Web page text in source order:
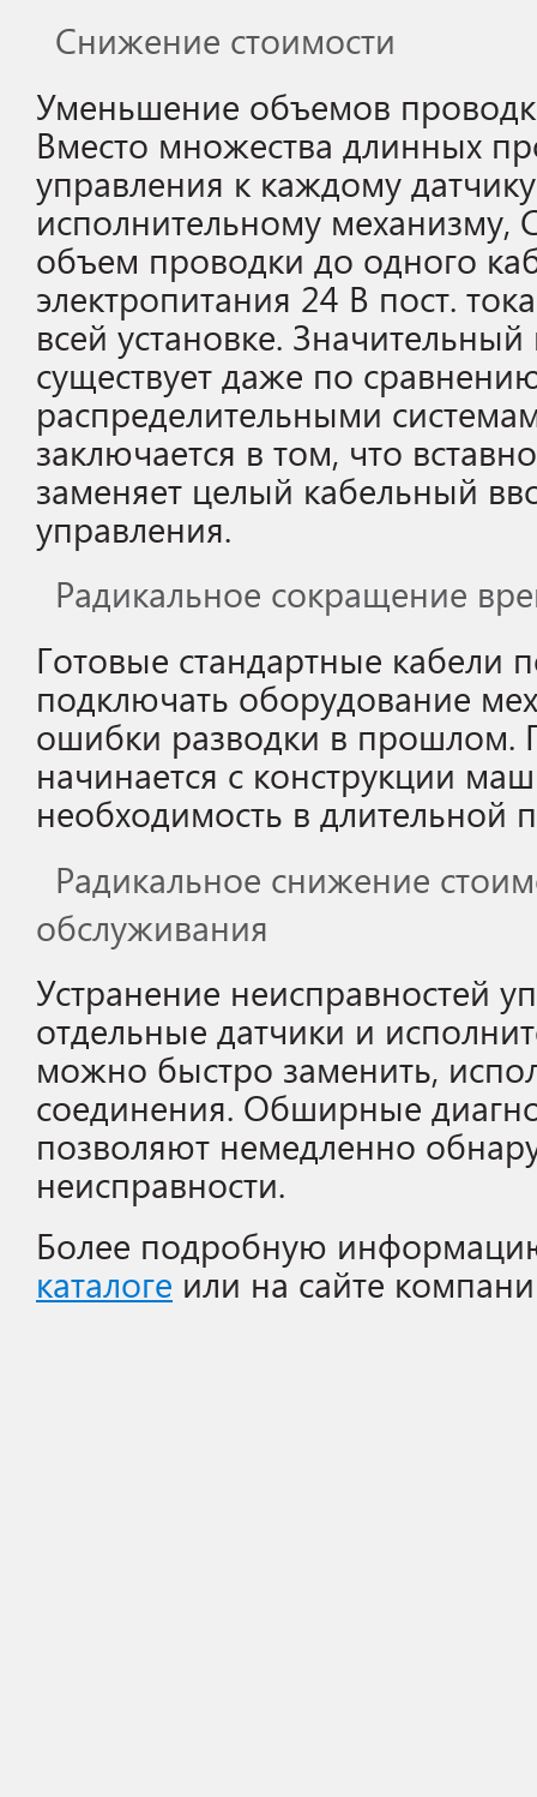
Снижение стоимости
Уменьшение объемов
Вместо множества длинных
управления к каждому
исполнительному механизму,
объем проводки до одного
электропитания 24 В пост.
всей установке.
существует даже по
распределительными
заключается в том, что
заменяет целый кабельный
управления.
Радикальное сокращение
Готовые стандартные кабели
подключать оборудование
ошибки разводки в прошлом.
начинается с конструкции
необходимость в длительной
Радикальное снижение
обслуживания
Устранение неисправностей
отдельные датчики и
можно быстро заменить,
соединения. Обширные
позволяют немедленно
неисправности.
Более подробную
каталоге или на сайте